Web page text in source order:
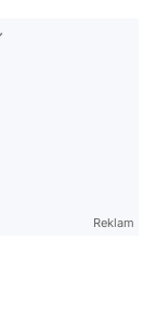
Reklam